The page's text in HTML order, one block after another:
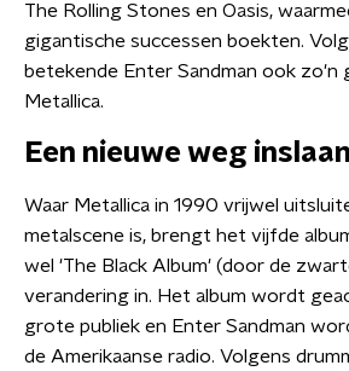
The Rolling Stones en Oasis,
gigantische successen boekten.
betekende Enter Sandman ook
Metallica.
Een nieuwe weg inslaan
Waar Metallica in 1990 vrijwel
metalscene is, brengt het vijfde
wel 'The Black Album' (door de
verandering in. Het album wordt
grote publiek en Enter Sandman
de Amerikaanse radio. Volgens